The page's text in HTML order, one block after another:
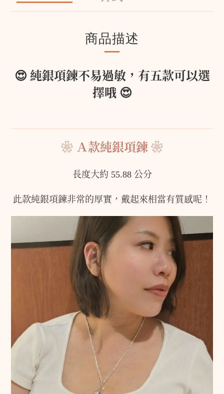
商品描述
😍 純銀項鍊不易過敏，有五款可以選
擇哦 😍
❀ Ａ款純銀項鍊 ❀
長度大約 55.88 公分
此款純銀項鍊非常的厚實，戴起來相當有質感呢！